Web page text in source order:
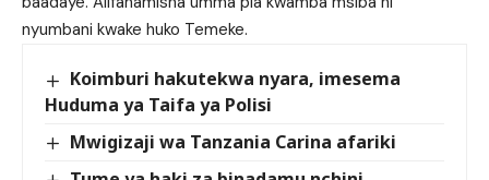
nyumbani kwake huko Temeke.
Koimburi hakutekwa nyara, imesema
Huduma ya Taifa ya Polisi
Mwigizaji wa Tanzania Carina afariki